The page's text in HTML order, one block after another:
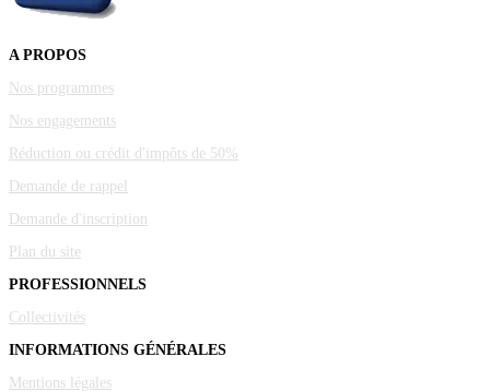
A PROPOS
Nos programmes
Nos engagements
Réduction ou crédit d'impôts de 50%
Demande de rappel
Demande d'inscription
Plan du site
PROFESSIONNELS
Collectivités
INFORMATIONS GÉNÉRALES
Mentions légales